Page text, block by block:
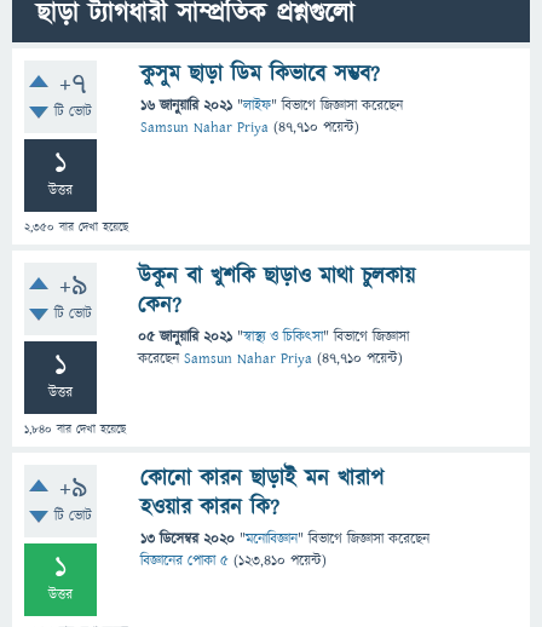
ছাড়া ট্যাগধারী সাম্প্রতিক প্রশ্নগুলো
+7
টি ভোট
1
উত্তর
2,350 বার দেখা হয়েছে
কুসুম ছাড়া ডিম কিভাবে সম্ভব?
16 জানুয়ারি 2021 "লাইফ" বিভাগে জিজ্ঞাসাকরেছেন
Samsun Nahar Priya (47,710 পয়েন্ট)
+9
টি ভোট
1
উত্তর
1,840 বার দেখা হয়েছে
উকুন বা খুশকি ছাড়াও মাথা চুলকায়
কেন?
05 জানুয়ারি 2021 "স্বাস্থ্য ও চিকিৎসা" বিভাগে জিজ্ঞাসা
করেছেনSamsun Nahar Priya (47,710 পয়েন্ট)
+9
টি ভোট
1
উত্তর
কোনো কারন ছাড়াই মন খারাপ
হওয়ার কারন কি?
13 ডিসেম্বর 2020 "মনোবিজ্ঞান" বিভাগে জিজ্ঞাসাকরেছেন
বিজ্ঞানের পোকা ৫ (123,410 পয়েন্ট)